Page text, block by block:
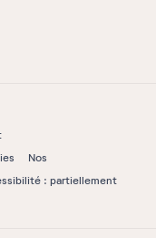
Nos
: partiellement